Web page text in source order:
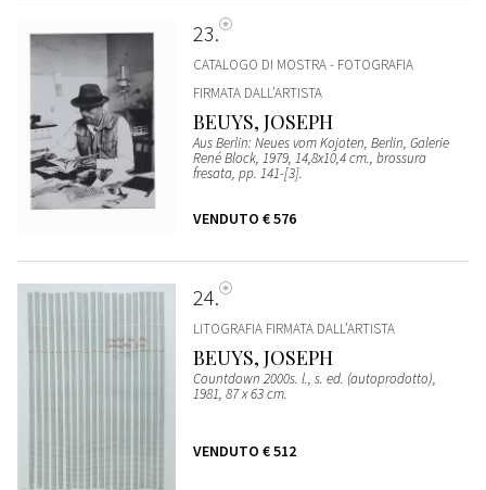
23
CATALOGO DI MOSTRA - FOTOGRAFIA
FIRMATA DALL’ARTISTA
BEUYS, JOSEPH
Aus Berlin: Neues vom Kojoten, Berlin, Galerie
René Block, 1979, 14,8x10,4 cm., brossura
fresata, pp. 141-[3].
VENDUTO € 576
24
LITOGRAFIA FIRMATA DALL’ARTISTA
BEUYS, JOSEPH
Countdown 2000s. l., s. ed. (autoprodotto),
1981, 87 x 63 cm.
VENDUTO € 512